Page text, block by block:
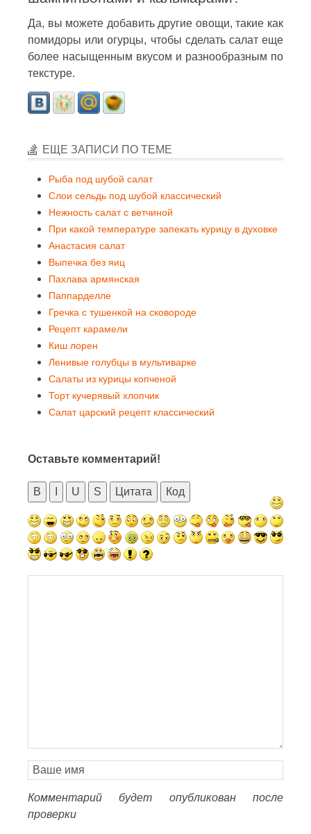
Да, вы можете добавить другие овощи, такие как
помидоры или огурцы, чтобы сделать салат еще
более насыщенным вкусом и разнообразным по
текстуре.
ЕЩЕ ЗАПИСИ ПО ТЕМЕ
Рыба под шубой салат
Слои сельдь под шубой классический
Нежность салат с ветчиной
При какой температуре запекать курицу в духовке
Анастасия салат
Выпечка без яиц
Пахлава армянская
Паппарделле
Гречка с тушенкой на сковороде
Рецепт карамели
Киш лорен
Ленивые голубцы в мультиварке
Салаты из курицы копченой
Торт кучерявый хлопчик
Салат царский рецепт классический
Оставьте комментарий!
B U S Цитата Код
Комментарий будет опубликован после
проверки